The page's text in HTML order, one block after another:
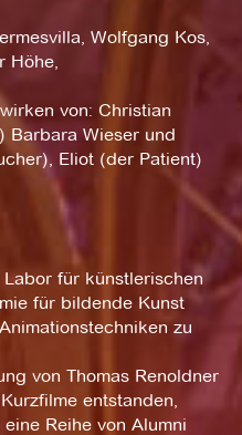
Wolfgang Kos,
Höhe,
von: Christian
Barbara Wieser und
Eliot (der Patient)
für künstlerischen
für bildende Kunst
zu
von Thomas Renoldner
entstanden,
Reihe von Alumni